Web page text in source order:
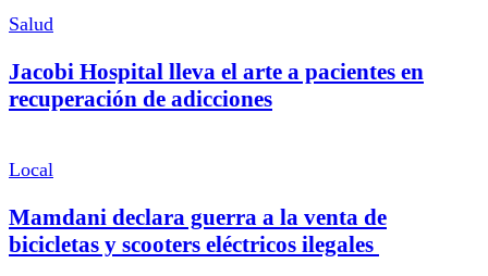
Salud
Jacobi Hospital lleva el arte a pacientes en
recuperación de adicciones
Local
Mamdani declara guerra a la venta de
bicicletas y scooters eléctricos ilegales